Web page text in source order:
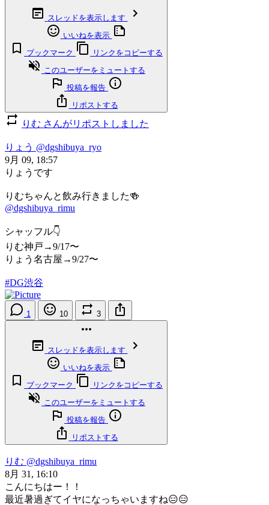
スレッドを表示します
いいねを表示
ブックマーク
リンクをコピーする
このユーザーをミュートする
投稿を報告
リポストする
りむ さんがリポストしました
りょう @dgshibuya_ryo
9月 09, 18:57
りょうです
りむちゃんと飲み行きました🍻
@dgshibuya_rimu
シャッフル👇
りむ神戸→9/17〜
りょう名古屋→9/27〜
#DG渋谷
1 10 3
スレッドを表示します
いいねを表示
ブックマーク
リンクをコピーする
このユーザーをミュートする
投稿を報告
リポストする
りむ @dgshibuya_rimu
8月 31, 16:10
こんにちはー！！
最近暑過ぎてイヤになっちゃいますね😑😑